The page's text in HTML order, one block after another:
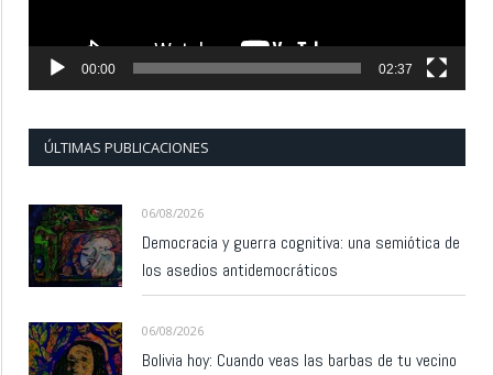
00:00 02:37
ÚLTIMAS PUBLICACIONES
06/08/2026
Democracia y guerra cognitiva: una semiótica de
los asedios antidemocráticos
06/08/2026
Bolivia hoy: Cuando veas las barbas de tu vecino